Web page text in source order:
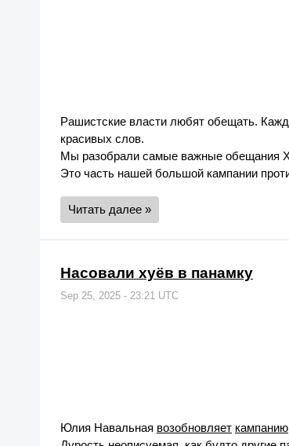
Рашистские власти любят обещать.
красивых слов.
Мы разобрали самые важные обещания
Это часть нашей большой кампании
Читать далее »
Насовали хуёв в панамку
Sep 25, 2025 - 23:21 UTC
Юлия Навальная возобновляет кампанию